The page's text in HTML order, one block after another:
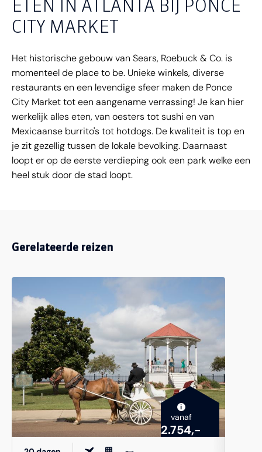
ETEN IN ATLANTA BIJ PONCE
CITY MARKET
Het historische gebouw van Sears, Roebuck & Co. is
momenteel de place to be. Unieke winkels, diverse
restaurants en een levendige sfeer maken de Ponce
City Market tot een aangename verrassing! Je kan hier
werkelijk alles eten, van oesters tot sushi en van
Mexicaanse burrito's tot hotdogs. De kwaliteit is top en
je zit gezellig tussen de lokale bevolking. Daarnaast
loopt er op de eerste verdieping ook een park welke een
heel stuk door de stad loopt.
Gerelateerde reizen
i
vanaf
2.754,-